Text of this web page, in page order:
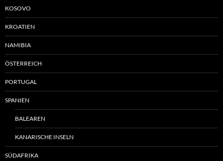
KOSOVO
KROATIEN
NAMIBIA
ÖSTERREICH
PORTUGAL
SPANIEN
BALEAREN
KANARISCHE INSELN
SÜDAFRIKA